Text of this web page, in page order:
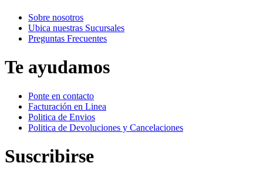
Sobre nosotros
Ubica nuestras Sucursales
Preguntas Frecuentes
Te ayudamos
Ponte en contacto
Facturación en Linea
Politica de Envios
Politica de Devoluciones y Cancelaciones
Suscribirse